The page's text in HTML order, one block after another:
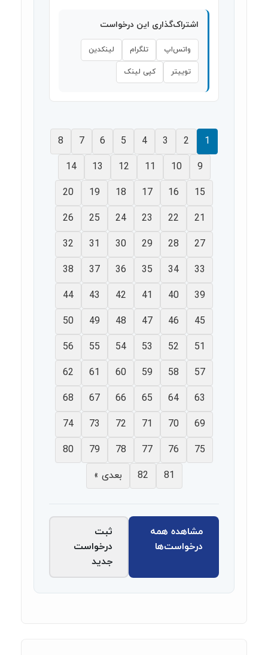
اشتراک‌گذاری این درخواست
واتس‌اپ تلگرام لینکدین
توییتر کپی لینک
1
2
3
4
5
6
7
8
9
10
11
12
13
14
15
16
17
18
19
20
21
22
23
24
25
26
27
28
29
30
31
32
33
34
35
36
37
38
39
40
41
42
43
44
45
46
47
48
49
50
51
52
53
54
55
56
57
58
59
60
61
62
63
64
65
66
67
68
69
70
71
72
73
74
75
76
77
78
79
80
81
82 بعدی »
مشاهده همه
درخواست‌ها
ثبت
درخواست
جدید